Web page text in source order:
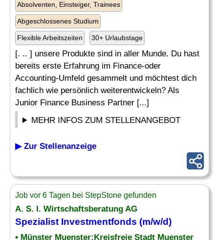
Absolventen, Einsteiger, Trainees
Abgeschlossenes Studium
Flexible Arbeitszeiten 30+ Urlaubstage
[. .. ] unsere Produkte sind in aller Munde. Du hast
bereits erste Erfahrung im Finance-oder
Accounting-Umfeld gesammelt und möchtest dich
fachlich wie persönlich weiterentwickeln? Als
Junior Finance Business Partner [...]
MEHR INFOS ZUM STELLENANGEBOT
▶ Zur Stellenanzeige
Job vor 6 Tagen bei StepStone gefunden
A. S. I. Wirtschaftsberatung AG
Spezialist Investmentfonds (m/w/d)
• Münster Muenster;Kreisfreie Stadt Muenster